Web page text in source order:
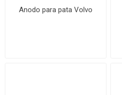
Anodo para pata Volvo